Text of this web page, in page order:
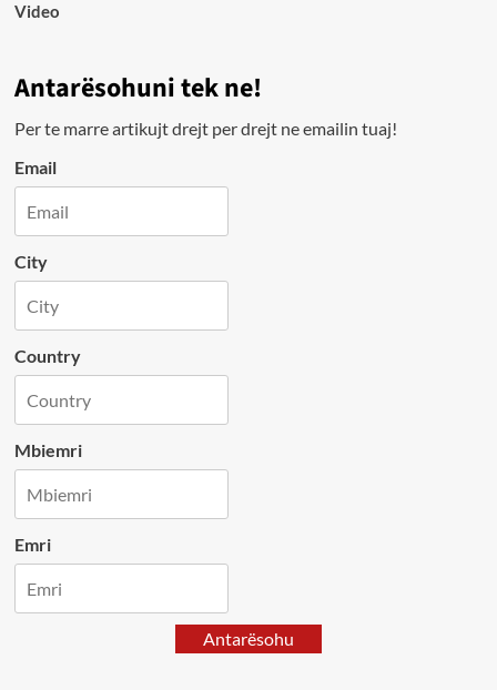
Video
Antarësohuni tek ne!
Per te marre artikujt drejt per drejt ne emailin tuaj!
Email
City
Country
Mbiemri
Emri
Antarësohu